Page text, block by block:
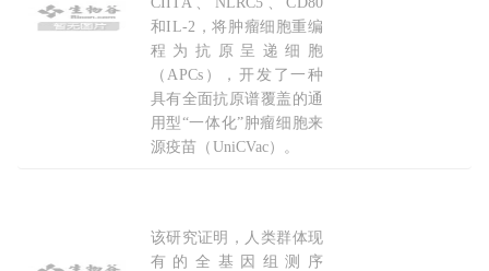
和IL-2，将肿瘤细胞重编
程为抗原呈递细胞
（APCs），开发了一种
具有全面抗原谱覆盖的通
用型“一体化”肿瘤细胞来
源疫苗（UniCVac）。
《Nature》揭示EBV持续感染核心机制：
该研究证明，人类群体现
有的全基因组测序